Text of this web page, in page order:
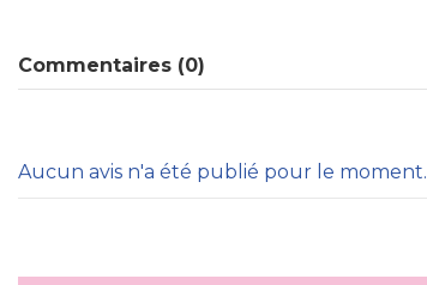
Commentaires (0)
Aucun avis n'a été publié pour le moment.